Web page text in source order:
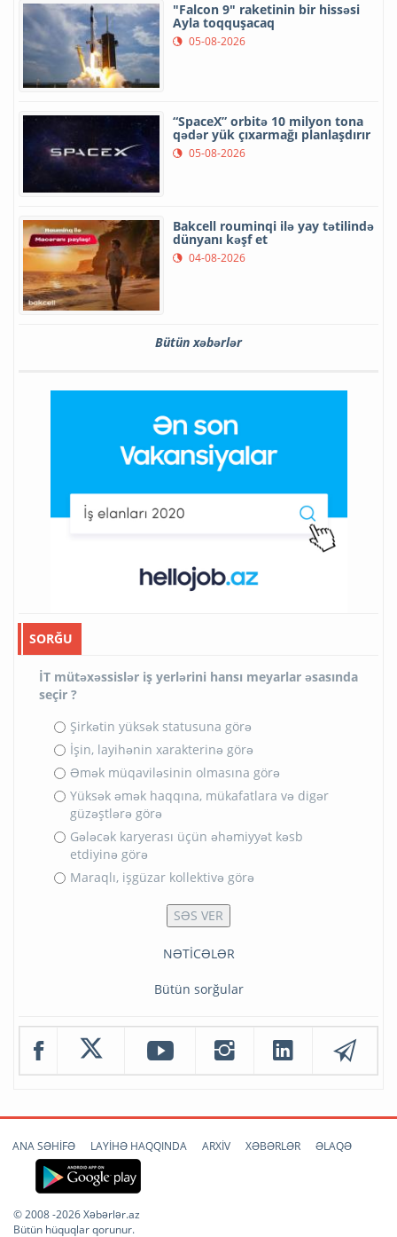
"Falcon 9" raketinin bir hissəsi
Ayla toqquşacaq
05-08-2026
“SpaceX” orbitə 10 milyon tona
qədər yük çıxarmağı planlaşdırır
05-08-2026
Bakcell rouminqi ilə yay tətilində
dünyanı kəşf et
04-08-2026
Bütün xəbərlər
SORĞU
İT mütəxəssislər iş yerlərini hansı meyarlar əsasında
seçir ?
Şirkətin yüksək statusuna görə
İşin, layihənin xarakterinə görə
Əmək müqaviləsinin olmasına görə
Yüksək əmək haqqına, mükafatlara və digər
güzəştlərə görə
Gələcək karyerası üçün əhəmiyyət kəsb
etdiyinə görə
Maraqlı, işgüzar kollektivə görə
NƏTİCƏLƏR
Bütün sorğular
ANA SƏHİFƏ LAYİHƏ HAQQINDA ARXİV XƏBƏRLƏR ƏLAQƏ
© 2008 -2026 Xəbərlər.az
Bütün hüquqlar qorunur.